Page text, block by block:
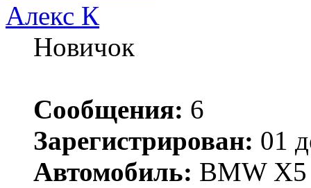
Алекс К
Новичок
Сообщения: 6
Зарегистрирован: 01
Автомобиль: BMW X5